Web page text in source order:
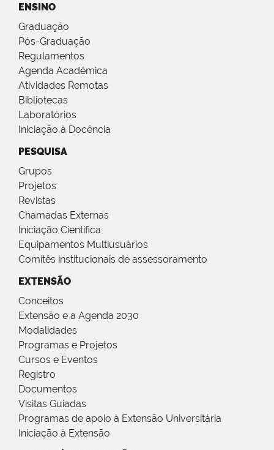
ENSINO
Graduação
Pós-Graduação
Regulamentos
Agenda Acadêmica
Atividades Remotas
Bibliotecas
Laboratórios
Iniciação à Docência
PESQUISA
Grupos
Projetos
Revistas
Chamadas Externas
Iniciação Científica
Equipamentos Multiusuários
Comitês institucionais de assessoramento
EXTENSÃO
Conceitos
Extensão e a Agenda 2030
Modalidades
Programas e Projetos
Cursos e Eventos
Registro
Documentos
Visitas Guiadas
Programas de apoio à Extensão Universitária
Iniciação à Extensão